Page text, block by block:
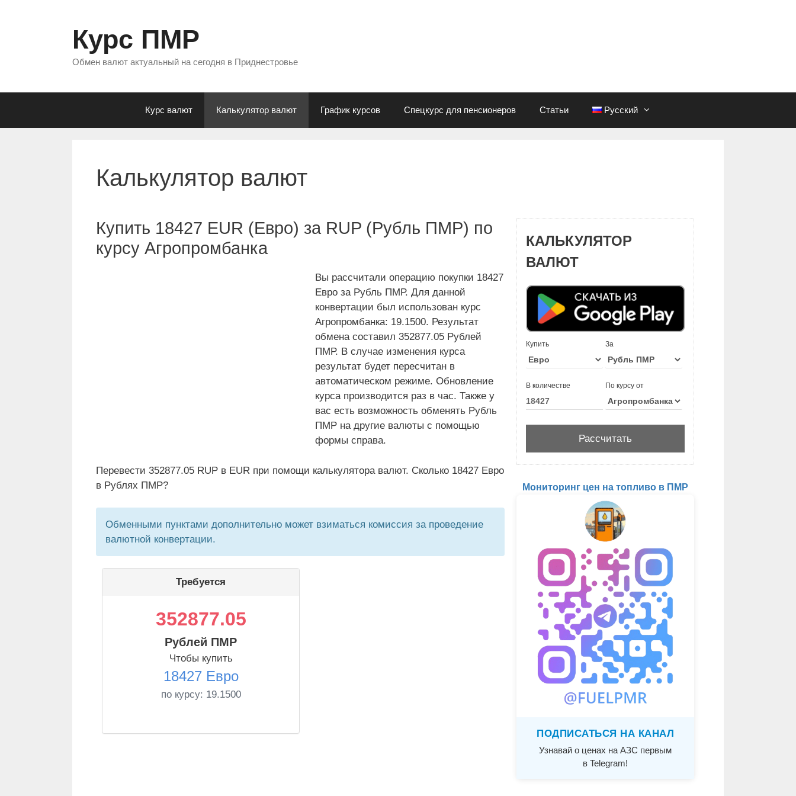
Курс ПМР
Обмен валют актуальный на сегодня в Приднестровье
Курс валют Калькулятор валют График курсов Спецкурс для пенсионеров Статьи Русский
Калькулятор валют
Купить 18427 EUR (Евро) за RUP (Рубль ПМР) по
курсу Агропромбанка
Вы рассчитали операцию покупки 18427
Евро за Рубль ПМР. Для данной
конвертации был использован курс
Агропромбанка: 19.1500. Результат
обмена составил 352877.05 Рублей
ПМР. В случае изменения курса
результат будет пересчитан в
автоматическом режиме. Обновление
курса производится раз в час. Также у
вас есть возможность обменять Рубль
ПМР на другие валюты с помощью
формы справа.
Перевести 352877.05 RUP в EUR при помощи калькулятора валют. Сколько 18427 Евро
в Рублях ПМР?
Обменными пунктами дополнительно может взиматься комиссия за проведение
валютной конвертации.
Требуется
352877.05
Рублей ПМР
Чтобы купить
18427 Евро
по курсу: 19.1500
КАЛЬКУЛЯТОР
ВАЛЮТ
Купить За
В количестве По курсу от
Мониторинг цен на топливо в ПМР
ПОДПИСАТЬСЯ НА КАНАЛ
Узнавай о ценах на АЗС первым
в Telegram!